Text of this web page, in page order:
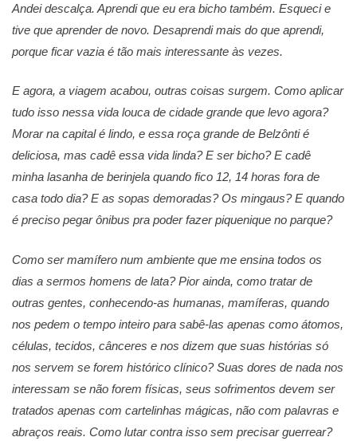
Andei descalça. Aprendi que eu era bicho também. Esqueci e
tive que aprender de novo. Desaprendi mais do que aprendi,
porque ficar vazia é tão mais interessante às vezes.
E agora, a viagem acabou, outras coisas surgem. Como aplicar
tudo isso nessa vida louca de cidade grande que levo agora?
Morar na capital é lindo, e essa roça grande de Belzônti é
deliciosa, mas cadê essa vida linda? E ser bicho? E cadê
minha lasanha de berinjela quando fico 12, 14 horas fora de
casa todo dia? E as sopas demoradas? Os mingaus? E quando
é preciso pegar ônibus pra poder fazer piquenique no parque?
Como ser mamífero num ambiente que me ensina todos os
dias a sermos homens de lata? Pior ainda, como tratar de
outras gentes, conhecendo-as humanas, mamíferas, quando
nos pedem o tempo inteiro para sabê-las apenas como átomos,
células, tecidos, cânceres e nos dizem que suas histórias só
nos servem se forem histórico clínico? Suas dores de nada nos
interessam se não forem físicas, seus sofrimentos devem ser
tratados apenas com cartelinhas mágicas, não com palavras e
abraços reais. Como lutar contra isso sem precisar guerrear?